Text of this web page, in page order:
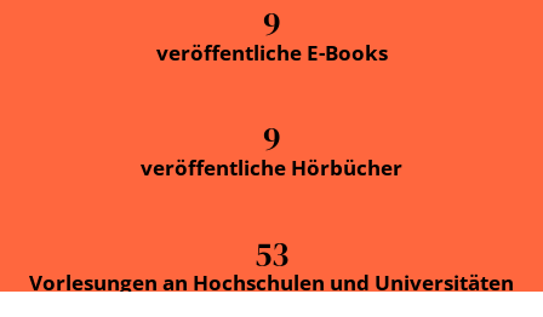
9
veröffentliche E-Books
9
veröffentliche Hörbücher
53
Vorlesungen an Hochschulen und Universitäten